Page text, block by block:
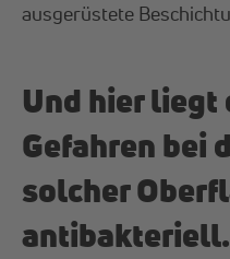
ausgerüstete
Und hier liegt
Gefahren bei
solcher
antibakteriell.